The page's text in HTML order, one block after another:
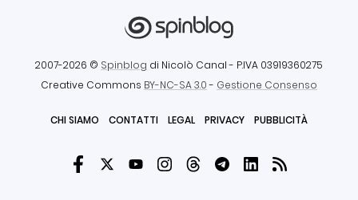
2007-2026 © Spinblog di Nicolò Canal - P.IVA 03919360275
Creative Commons BY-NC-SA 3.0- Gestione Consenso
CHI SIAMO CONTATTI LEGAL PRIVACY PUBBLICITÀ